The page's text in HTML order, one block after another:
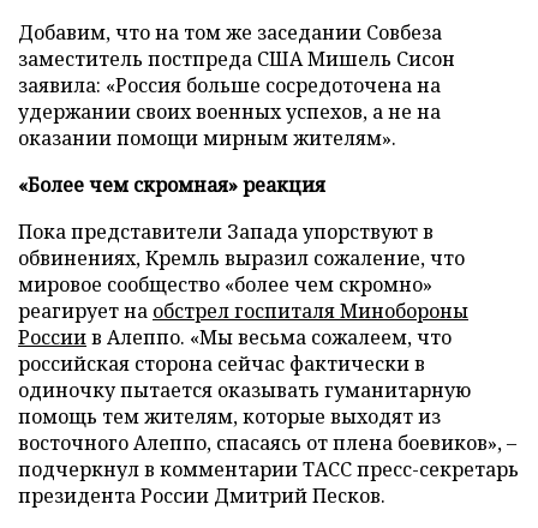
Добавим, что на том же заседании Совбеза
заместитель постпреда США Мишель Сисон
заявила: «Россия больше сосредоточена на
удержании своих военных успехов, а не на
оказании помощи мирным жителям».
«Более чем скромная» реакция
Пока представители Запада упорствуют в
обвинениях, Кремль выразил сожаление, что
мировое сообщество «более чем скромно»
реагирует на обстрел госпиталя Минобороны
Россиив Алеппо. «Мы весьма сожалеем, что
российская сторона сейчас фактически в
одиночку пытается оказывать гуманитарную
помощь тем жителям, которые выходят из
восточного Алеппо, спасаясь от плена боевиков», –
подчеркнул в комментарии ТАСС пресс-секретарь
президента России Дмитрий Песков.